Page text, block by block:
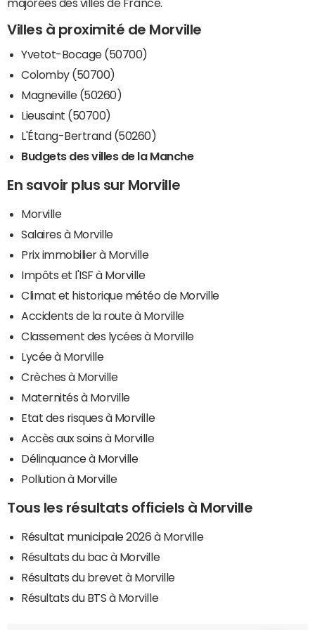
majorées des villes de France.
Villes à proximité de Morville
Yvetot-Bocage (50700)
Colomby (50700)
Magneville (50260)
Lieusaint (50700)
L'Étang-Bertrand (50260)
Budgets des villes de la Manche
En savoir plus sur Morville
Morville
Salaires à Morville
Prix immobilier à Morville
Impôts et l'ISF à Morville
Climat et historique météo de Morville
Accidents de la route à Morville
Classement des lycées à Morville
Lycée à Morville
Crèches à Morville
Maternités à Morville
Etat des risques à Morville
Accès aux soins à Morville
Délinquance à Morville
Pollution à Morville
Tous les résultats officiels à Morville
Résultat municipale 2026 à Morville
Résultats du bac à Morville
Résultats du brevet à Morville
Résultats du BTS à Morville